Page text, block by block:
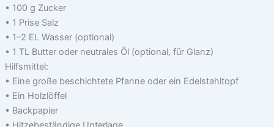
• 100 g Zucker
• 1 Prise Salz
• 1–2 EL Wasser (optional)
• 1 TL Butter oder neutrales Öl (optional, für Glanz)
Hilfsmittel:
• Eine große beschichtete Pfanne oder ein Edelstahltopf
• Ein Holzlöffel
• Backpapier